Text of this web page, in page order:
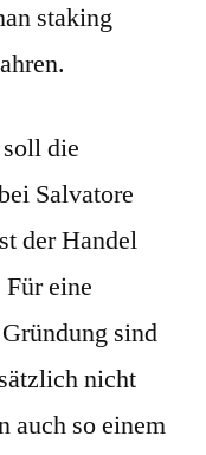
staking
die
Salvatore
der Handel
eine
sind
nicht
auch so einem